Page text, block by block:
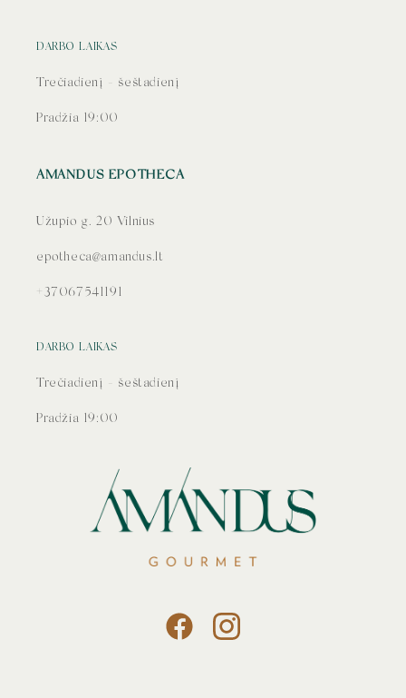
DARBO LAIKAS
Trečiadienį - šeštadienį
Pradžia 19:00
AMANDUS EPOTHECA
Užupio g. 20 Vilnius
epotheca@amandus.lt
+37067541191
DARBO LAIKAS
Trečiadienį - šeštadienį
Pradžia 19:00
„Facebook“„Instagram“